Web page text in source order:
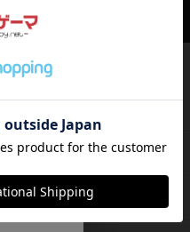
記録し
んか？
用中！
録する
を読む
ストの共